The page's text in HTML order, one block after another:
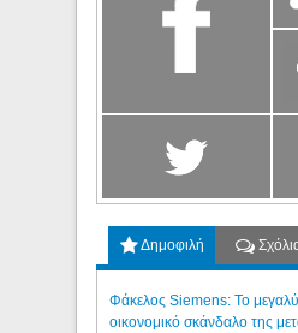
Δημοφιλή
Φάκελος Siemens: Το
οικονομικό σκάνδαλο της